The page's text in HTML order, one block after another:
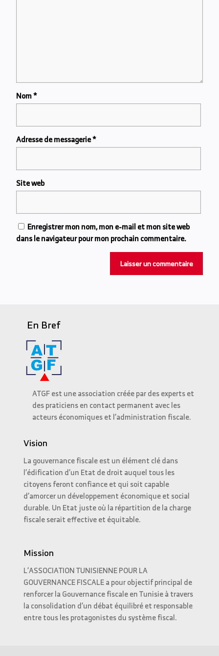
Nom*
Adresse de messagerie*
Site web
Enregistrer mon nom, mon e-mail et mon site web
dans le navigateur pour mon prochain commentaire.
En Bref
ATGF est une association créée par des experts et
des praticiens en contact permanent avec les
acteurs économiques et l’administration fiscale.
Vision
La gouvernance fiscale est un élément clé dans
l’édification d’un Etat de droit auquel tous les
citoyens feront confiance et qui soit capable
d’amorcer un développement économique et social
durable. Un Etat juste où la répartition de la charge
fiscale serait effective et équitable.
Mission
L’ASSOCIATION TUNISIENNE POUR LA
GOUVERNANCE FISCALE a pour objectif principal de
renforcer la Gouvernance fiscale en Tunisie à travers
la consolidation d’un débat équilibré et responsable
entre tous les protagonistes du système fiscal.